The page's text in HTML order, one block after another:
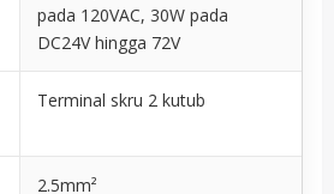
pada 120VAC, 30W pada
DC24V hingga 72V
Terminal skru 2 kutub
2.5mm²